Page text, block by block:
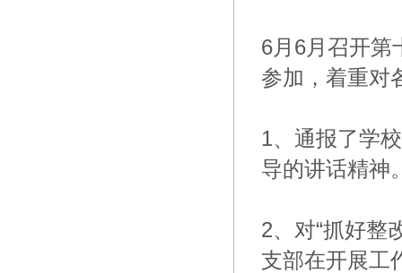
6月6月召开第
参加，着重对
1、通报了学
导的讲话精神
2、对“抓好整
支部在开展工